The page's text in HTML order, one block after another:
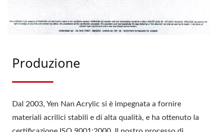
Produzione
Dal 2003, Yen Nan Acrylic si è impegnata a fornire
materiali acrilici stabili e di alta qualità, e ha ottenuto la